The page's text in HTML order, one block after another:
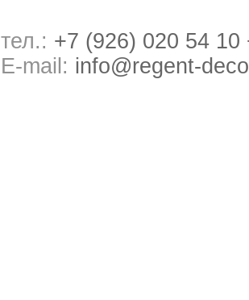
тел.: +7 (926) 020 54 10
E-mail: info@regent-